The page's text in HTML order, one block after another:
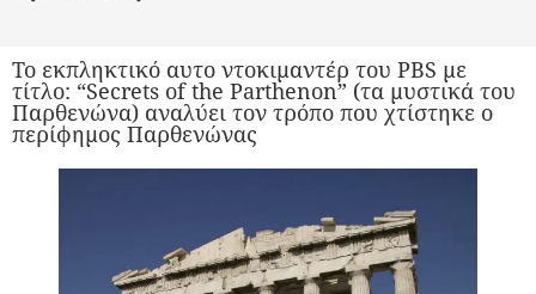
Το εκπληκτικό αυτο ντοκιμαντέρ του PBS με
τίτλο: “Secrets of the Parthenon” (τα μυστικά του
Παρθενώνα) αναλύει τον τρόπο που χτίστηκε ο
περίφημος Παρθενώνας